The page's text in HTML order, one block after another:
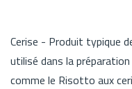
Cerise - Produit typique
utilisé dans la
comme le Risotto aux